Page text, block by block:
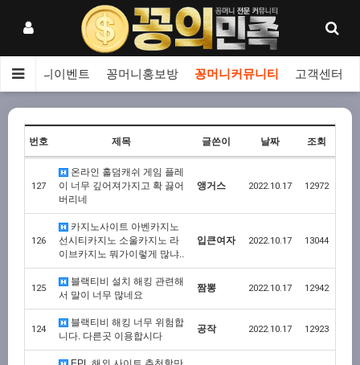
꽁머니이벤트 꽁머니홍보방 꽁머니커뮤니티 고객센터
번호 제목 글쓴이 날짜 조회
127
온라인 홀덤캐쉬 게임 플레
이 너무 깊어져가지고 확 끓어
버리네
앵거스 2022.10.17 12972
126
카지노사이트 아벤카지노
선시티카지노 소울카지노 라
이브카지노 뭐가이렇게 많냐..
입큰여자 2022.10.17 13044
125
블랙티비 설치 해킹 관련해
서 말이 너무 많네요
짬뽕 2022.10.17 12942
124
블랙티비 해킹 너무 위험합
니다. 다른곳 이용합시다
공작 2022.10.17 12923